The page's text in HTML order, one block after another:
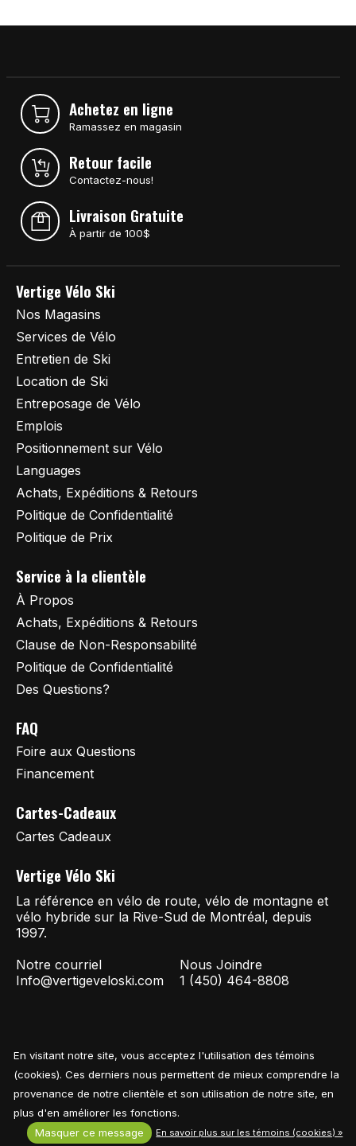
Achetez en ligne
Ramassez en magasin
Retour facile
Contactez-nous!
Livraison Gratuite
À partir de 100$
Vertige Vélo Ski
Nos Magasins
Services de Vélo
Entretien de Ski
Location de Ski
Entreposage de Vélo
Emplois
Positionnement sur Vélo
Languages
Achats, Expéditions & Retours
Politique de Confidentialité
Politique de Prix
Service à la clientèle
À Propos
Achats, Expéditions & Retours
Clause de Non-Responsabilité
Politique de Confidentialité
Des Questions?
FAQ
Foire aux Questions
Financement
Cartes-Cadeaux
Cartes Cadeaux
Vertige Vélo Ski
La référence en vélo de route, vélo de montagne et
vélo hybride sur la Rive-Sud de Montréal, depuis
1997.
Notre courriel
Info@vertigeveloski.com
Nous Joindre
1 (450) 464-8808
© Copyright 2026 Vertige Vélo Ski
En visitant notre site, vous acceptez l'utilisation des témoins
(cookies). Ces derniers nous permettent de mieux comprendre la
provenance de notre clientèle et son utilisation de notre site, en
plus d'en améliorer les fonctions.
Masquer ce message
En savoir plus sur les témoins (cookies) »